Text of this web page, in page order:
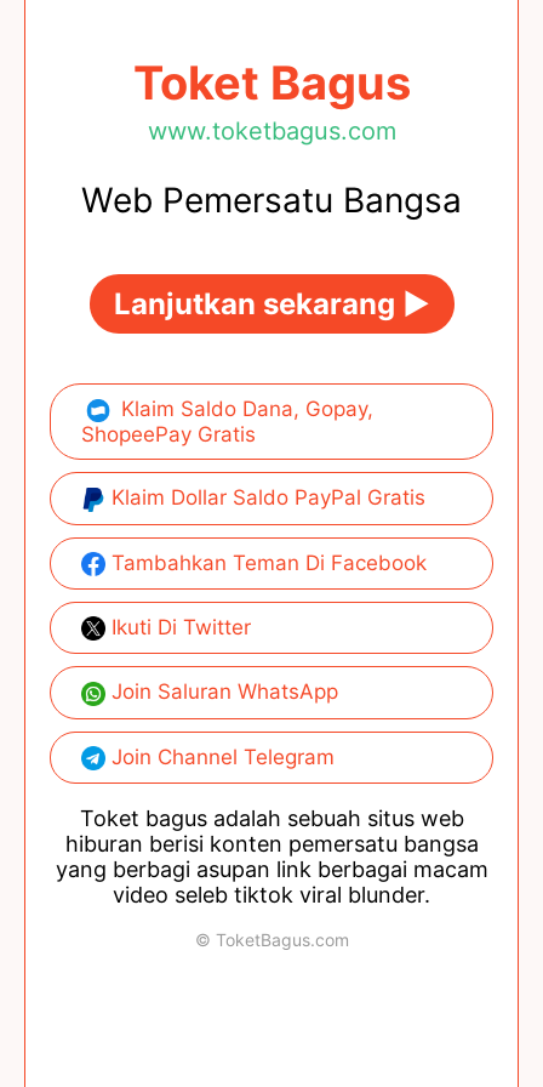
Toket Bagus
www.toketbagus.com
Web Pemersatu Bangsa
Lanjutkan sekarang ►
Klaim Saldo Dana, Gopay,
ShopeePay Gratis
Klaim Dollar Saldo PayPal Gratis
Tambahkan Teman Di Facebook
Ikuti Di Twitter
Join Saluran WhatsApp
Join Channel Telegram
Toket bagus adalah sebuah situs web
hiburan berisi konten pemersatu bangsa
yang berbagi asupan link berbagai macam
video seleb tiktok viral blunder.
© ToketBagus.com